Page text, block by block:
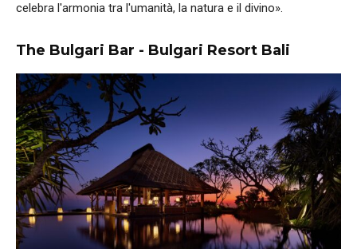
celebra l'armonia tra l'umanità, la natura e il divino».
The Bulgari Bar - Bulgari Resort Bali